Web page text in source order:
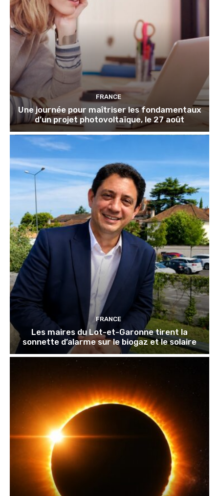
FRANCE
Une journée pour maîtriser les fondamentaux
d’un projet photovoltaïque, le 27 août
FRANCE
Les maires du Lot-et-Garonne tirent la
sonnette d’alarme sur le biogaz et le solaire